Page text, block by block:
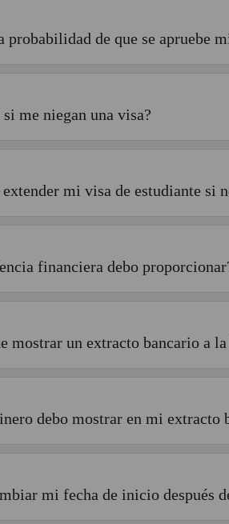
probabilidad de que se apruebe
si me niegan una visa?
extender mi visa de estudiante si
financiera debo
mostrar un extracto bancario a
debo mostrar en mi extracto
mi fecha de inicio después